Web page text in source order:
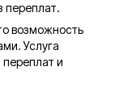
переплат.
возможность
Услуга
переплат и